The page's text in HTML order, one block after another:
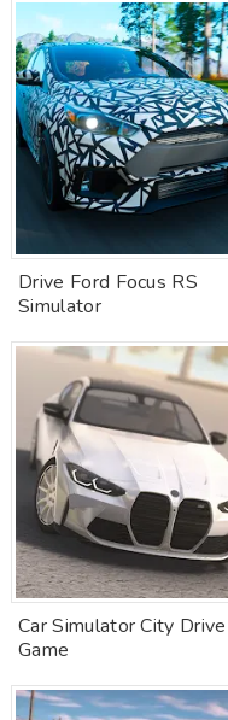
Drive Ford Focus RS
Simulator
Car Simulator City Drive
Game